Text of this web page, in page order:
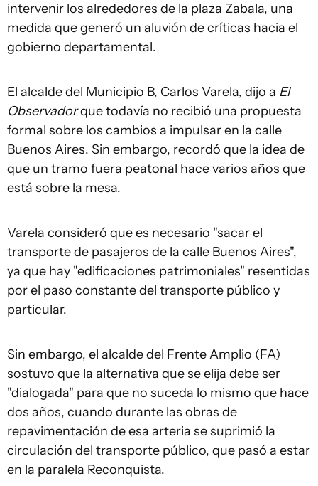
intervenir los alrededores de la plaza Zabala, una
medida que generó un aluvión de críticas hacia el
gobierno departamental.
El alcalde del Municipio B, Carlos Varela, dijo a El
Observadorque todavía no recibió una propuesta
formal sobre los cambios a impulsar en la calle
Buenos Aires. Sin embargo, recordó que la idea de
que un tramo fuera peatonal hace varios años que
está sobre la mesa.
Varela consideró que es necesario "sacar el
transporte de pasajeros de la calle Buenos Aires",
ya que hay "edificaciones patrimoniales" resentidas
por el paso constante del transporte público y
particular.
Sin embargo, el alcalde del Frente Amplio (FA)
sostuvo que la alternativa que se elija debe ser
"dialogada" para que no suceda lo mismo que hace
dos años, cuando durante las obras de
repavimentación de esa arteria se suprimió la
circulación del transporte público, que pasó a estar
en la paralela Reconquista.